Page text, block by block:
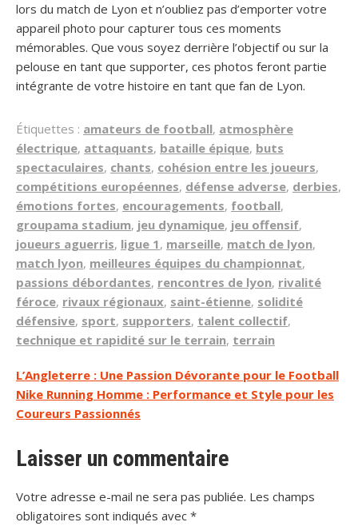
lors du match de Lyon et n’oubliez pas d’emporter votre
appareil photo pour capturer tous ces moments
mémorables. Que vous soyez derrière l’objectif ou sur la
pelouse en tant que supporter, ces photos feront partie
intégrante de votre histoire en tant que fan de Lyon.
Étiquettes : amateurs de football, atmosphère
électrique, attaquants, bataille épique, buts
spectaculaires, chants, cohésion entre les joueurs,
compétitions européennes, défense adverse, derbies,
émotions fortes, encouragements, football,
groupama stadium, jeu dynamique, jeu offensif,
joueurs aguerris, ligue 1, marseille, match de lyon,
match lyon, meilleures équipes du championnat,
passions débordantes, rencontres de lyon, rivalité
féroce, rivaux régionaux, saint-étienne, solidité
défensive, sport, supporters, talent collectif,
technique et rapidité sur le terrain, terrain
Navigation
de
l’article
L’Angleterre : Une Passion Dévorante pour le Football
Nike Running Homme : Performance et Style pour les
Coureurs Passionnés
Laisser un commentaire
Votre adresse e-mail ne sera pas publiée. Les champs
obligatoires sont indiqués avec *